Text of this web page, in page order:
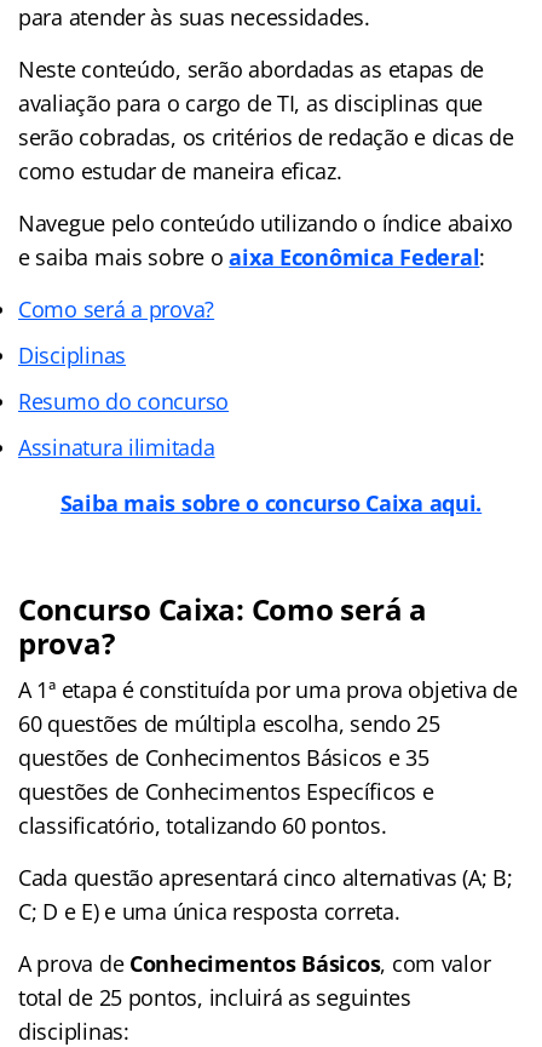
para atender às suas necessidades.
Neste conteúdo, serão abordadas as etapas de
avaliação para o cargo de TI, as disciplinas que
serão cobradas, os critérios de redação e dicas de
como estudar de maneira eficaz.
Navegue pelo conteúdo utilizando o índice abaixo
e saiba mais sobre oaixa Econômica Federal:
Como será a prova?
Disciplinas
Resumo do concurso
Assinatura ilimitada
Saiba mais sobre o concurso Caixa aqui.
Concurso Caixa: Como será a
prova?
A 1ª etapa é constituída por uma prova objetiva de
60 questões de múltipla escolha, sendo 25
questões de Conhecimentos Básicos e 35
questões de Conhecimentos Específicos e
classificatório, totalizando 60 pontos.
Cada questão apresentará cinco alternativas (A; B;
C; D e E) e uma única resposta correta.
A prova de Conhecimentos Básicos, com valor
total de 25 pontos, incluirá as seguintes
disciplinas: